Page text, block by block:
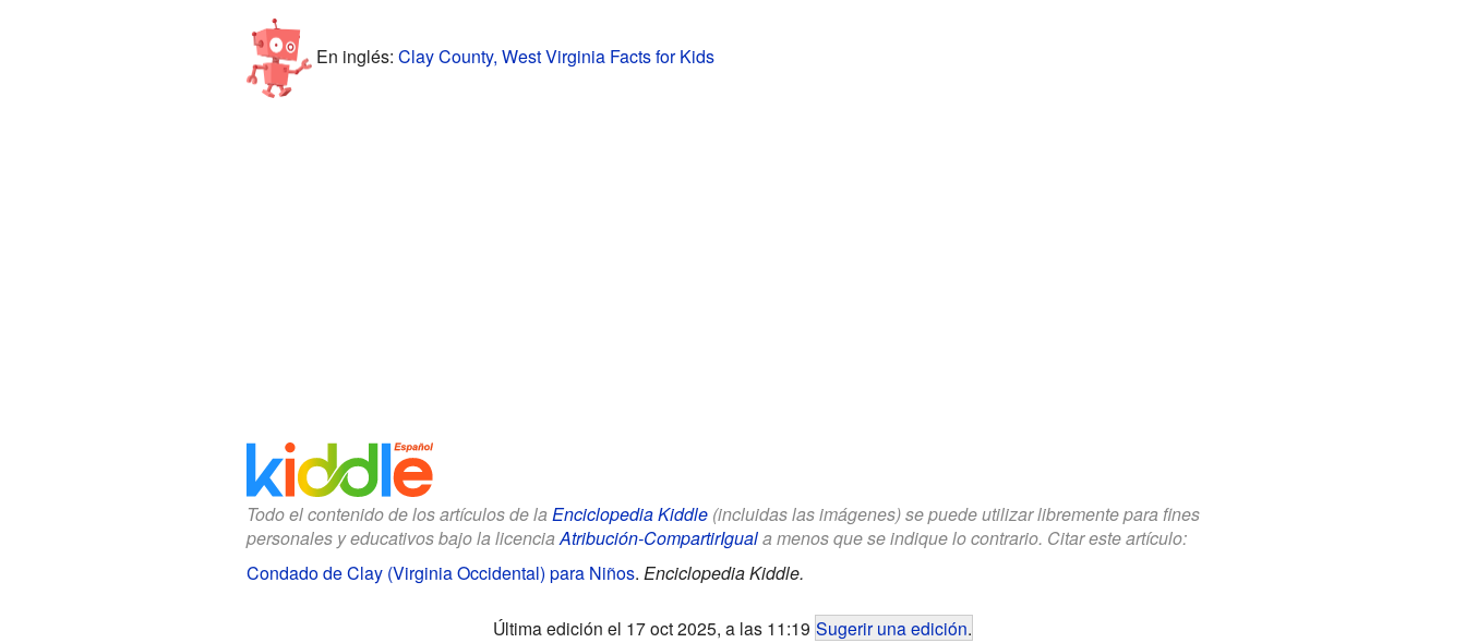
En inglés: Clay County, West Virginia Facts for Kids
Todo el contenido de los artículos de la Enciclopedia Kiddle(incluidas las imágenes) se puede utilizar libremente para fines
personales y educativos bajo la licenciaAtribución-CompartirIguala menos que se indique lo contrario. Citar este artículo:
Condado de Clay (Virginia Occidental) para Niños. Enciclopedia Kiddle.
Última edición el 17 oct 2025, a las 11:19 Sugerir una edición.